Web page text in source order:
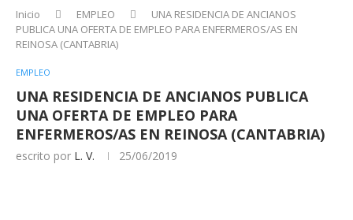
Inicio EMPLEO
UNA RESIDENCIA DE ANCIANOS
PUBLICA UNA OFERTA DE EMPLEO PARA ENFERMEROS/AS EN
REINOSA (CANTABRIA)
EMPLEO
UNA RESIDENCIA DE ANCIANOS PUBLICA
UNA OFERTA DE EMPLEO PARA
ENFERMEROS/AS EN REINOSA (CANTABRIA)
escrito por L. V. 25/06/2019